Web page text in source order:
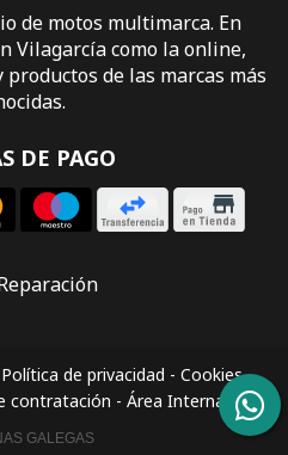
de motos multimarca. En
Vilagarcía como la online,
de las marcas más
DE PAGO
Política de privacidad - Cookies-
contratación - Área Interna
GALEGAS